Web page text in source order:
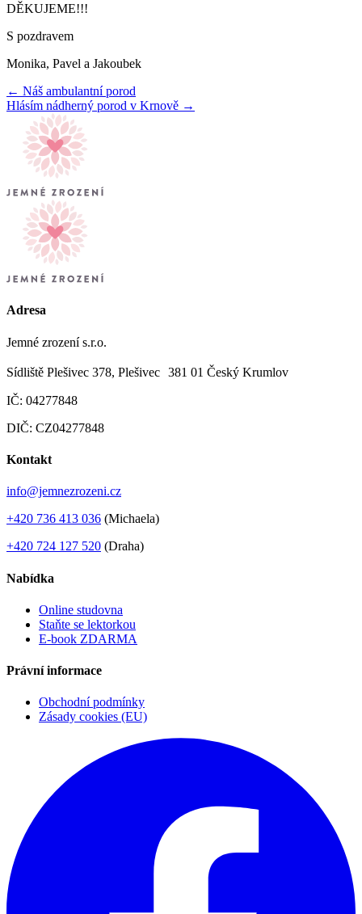
DĚKUJEME!!!
S pozdravem
Monika, Pavel a Jakoubek
← Náš ambulantní porod
Hlásím nádherný porod v Krnově →
Adresa
Jemné zrození s.r.o.
Sídliště Plešivec 378, Plešivec 381 01 Český Krumlov
IČ: 04277848
DIČ: CZ04277848
Kontakt
info@jemnezrozeni.cz
+420 736 413 036 (Michaela)
+420 724 127 520 (Draha)
Nabídka
Online studovna
Staňte se lektorkou
E-book ZDARMA
Právní informace
Obchodní podmínky
Zásady cookies (EU)